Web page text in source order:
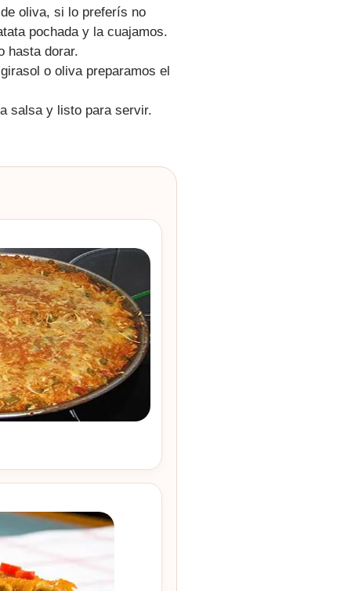
oliva, si lo preferís no
pochada y la cuajamos.
hasta dorar.
o oliva preparamos el
salsa y listo para servir.